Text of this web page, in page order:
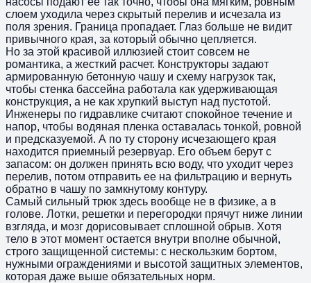
слоем уходила через скрытый перелив и исчезала из
поля зрения. Граница пропадает. Глаз больше не видит
привычного края, за который обычно цепляется.
Но за этой красивой иллюзией стоит совсем не
романтика, а жесткий расчет. Конструкторы задают
армированную бетонную чашу и схему нагрузок так,
чтобы стенка бассейна работала как удерживающая
конструкция, а не как хрупкий выступ над пустотой.
Инженеры по гидравлике считают спокойное течение и
напор, чтобы водяная пленка оставалась тонкой, ровной
и предсказуемой. А по ту сторону исчезающего края
находится приемный резервуар. Его объем берут с
запасом: он должен принять всю воду, что уходит через
перелив, потом отправить ее на фильтрацию и вернуть
обратно в чашу по замкнутому контуру.
Самый сильный трюк здесь вообще не в физике, а в
голове. Лотки, решетки и перегородки прячут ниже линии
взгляда, и мозг дорисовывает сплошной обрыв. Хотя
тело в этот момент остается внутри вполне обычной,
строго защищенной системы: с нескользким бортом,
нужными ограждениями и высотой защитных элементов,
которая даже выше обязательных норм.